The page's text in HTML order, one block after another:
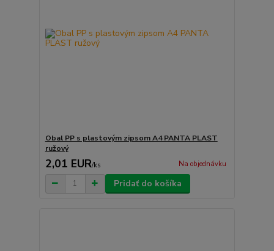
Obal PP s plastovým zipsom A4 PANTA PLAST
ružový
2,01 EUR/ks Na objednávku
Pridať do košíka